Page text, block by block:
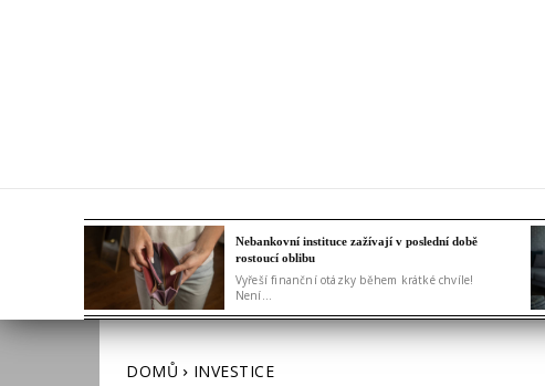
Nebankovní instituce zažívají v poslední době
rostoucí oblibu
Vyřeší finanční otázky během krátké chvíle!
Není...
DOMŮ INVESTICE